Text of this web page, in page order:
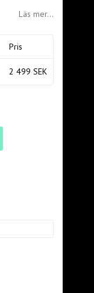
Läs mer...
Pris
2 499 SEK